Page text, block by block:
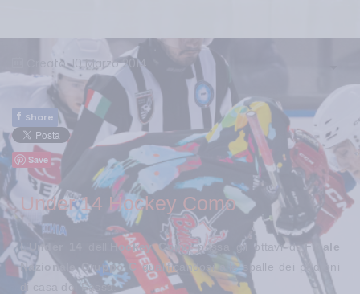
Creato: 10 Marzo 2014
f Share
Save
Under 14 Hockey Como
Under 14 Hockey Comopassa gli ottavi diFinale
Nazionale Gruppo C qualificandosi alle spalle dei padroni
di casa del Fassa.